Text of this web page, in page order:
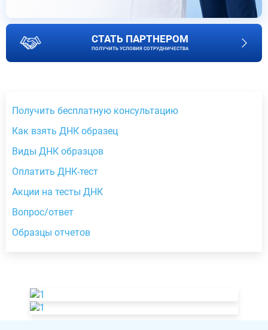
СТАТЬ ПАРТНЕРОМ
ПОЛУЧИТЬ УСЛОВИЯ СОТРУДНИЧЕСТВА
Получить бесплатную консультацию
Как взять ДНК образец
Виды ДНК образцов
Оплатить ДНК-тест
Акции на тесты ДНК
Вопрос/ответ
Образцы отчетов